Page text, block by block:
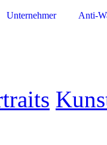
Unternehmer Anti-